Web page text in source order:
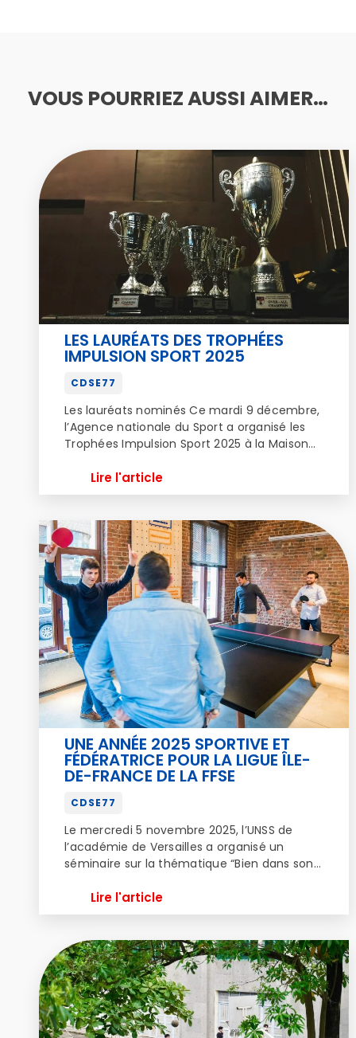
VOUS POURRIEZ AUSSI AIMER…
LES LAURÉATS DES TROPHÉES
IMPULSION SPORT 2025
CDSE77
Les lauréats nominés Ce mardi 9 décembre,
l’Agence nationale du Sport a organisé les
Trophées Impulsion Sport 2025 à la Maison
par Marina Ferrari, ministre des Sports, de la
Jeunesse et de la Vie Associative a
thématiques suivantes : L’occasion de
présenter les différents dispositifs […]
Lire l'article
UNE ANNÉE 2025 SPORTIVE ET
FÉDÉRATRICE POUR LA LIGUE ÎLE-
DE-FRANCE DE LA FFSE
CDSE77
Le mercredi 5 novembre 2025, l’UNSS de
l’académie de Versailles a organisé un
séminaire sur la thématique “Bien dans son
Lire l'article